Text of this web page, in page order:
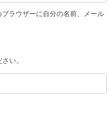
ラウザーに自分の名前、メール
い。